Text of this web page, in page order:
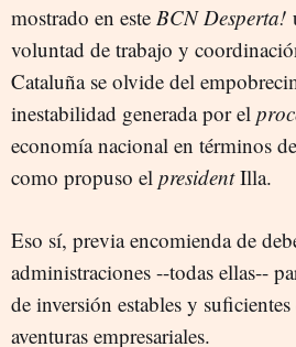
mostrado en este BCN Desperta!
voluntad de trabajo y
Cataluña se olvide del
inestabilidad generada por el
economía nacional en términos
como propuso el presidentIlla.
Eso sí, previa encomienda de
administraciones --todas ellas--
de inversión estables y
aventuras empresariales.